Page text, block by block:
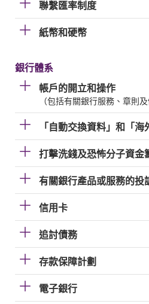
聯繫匯率制度
紙幣和硬幣
銀行體系
帳戶的開立和操作
（包括有關銀行服務、章則
「自動交換資料」和「海
打擊洗錢及恐怖分子資金
有關銀行產品或服務的投
信用卡
追討債務
存款保障計劃
電子銀行